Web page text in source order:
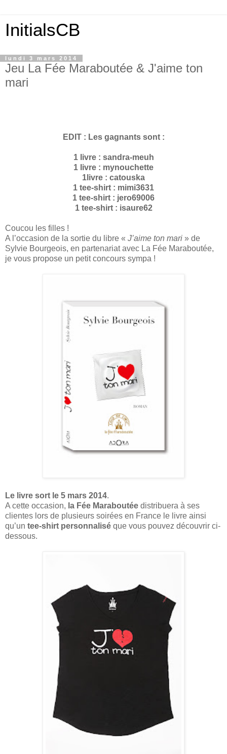
InitialsCB
lundi 3 mars 2014
Jeu La Fée Maraboutée & J'aime ton
mari
EDIT : Les gagnants sont :
1 livre : sandra-meuh
1 livre : mynouchette
1livre : catouska
1 tee-shirt : mimi3631
1 tee-shirt : jero69006
1 tee-shirt : isaure62
Coucou les filles !
A l’occasion de la sortie du libre « J’aime ton mari » de
Sylvie Bourgeois, en partenariat avec La Fée Maraboutée,
je vous propose un petit concours sympa !
Le livre sort le 5 mars 2014.
A cette occasion, la Fée Maraboutée distribuera à ses
clientes lors de plusieurs soirées en France le livre ainsi
qu’un tee-shirt personnalisé que vous pouvez découvrir ci-
dessous.